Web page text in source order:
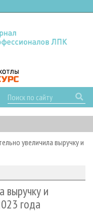
увеличила выручку и
выручку и
года